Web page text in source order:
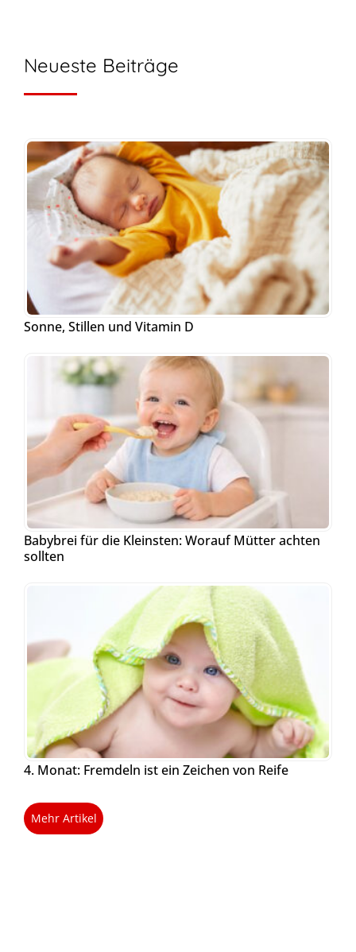
Neueste Beiträge
Sonne, Stillen und Vitamin D
Babybrei für die Kleinsten: Worauf Mütter achten
sollten
4. Monat: Fremdeln ist ein Zeichen von Reife
Mehr Artikel